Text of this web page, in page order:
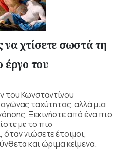
χτίσετε σωστά τη
έργο του
του Κωνσταντίνου
αγώνας ταχύτητας, αλλά μια
Ξεκινήστε από ένα πιο
με το πιο
νιώσετε έτοιμοι,
και ώριμα κείμενα.